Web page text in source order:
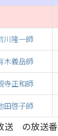
川隆一師
木義岳師
寺正和師
田啓子師
送 の放送